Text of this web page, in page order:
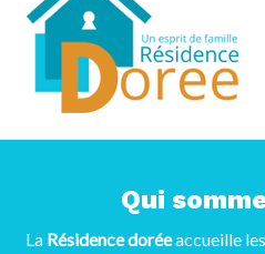
Qui
La Résidence doréeaccueille